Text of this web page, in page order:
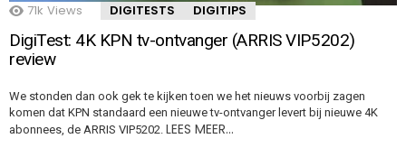
71k Views DIGITESTS DIGITIPS
DigiTest: 4K KPN tv-ontvanger (ARRIS VIP5202)
review
We stonden dan ook gek te kijken toen we het nieuws voorbij zagen
komen dat KPN standaard een nieuwe tv-ontvanger levert bij nieuwe 4K
abonnees, de ARRIS VIP5202. LEES MEER…